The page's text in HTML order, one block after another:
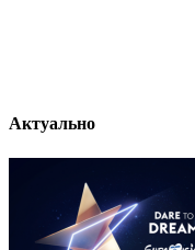
Актуально